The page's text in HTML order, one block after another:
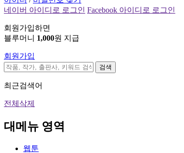
네이버 아이디로 로그인 Facebook 아이디로 로그인
회원가입하면
블루머니 1,000원 지급
회원가입
검색
최근검색어
전체삭제
대메뉴 영역
웹툰